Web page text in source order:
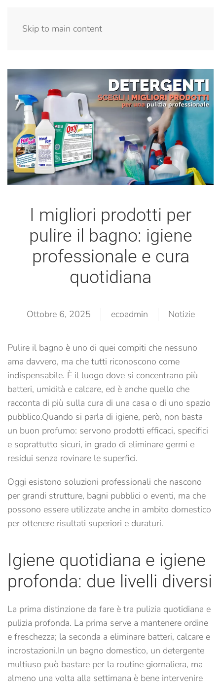
Skip to main content
I migliori prodotti per
pulire il bagno: igiene
professionale e cura
quotidiana
Ottobre 6, 2025 ecoadmin Notizie
Pulire il bagno è uno di quei compiti che nessuno
ama davvero, ma che tutti riconoscono come
indispensabile. È il luogo dove si concentrano più
batteri, umidità e calcare, ed è anche quello che
racconta di più sulla cura di una casa o di uno spazio
pubblico.Quando si parla di igiene, però, non basta
un buon profumo: servono prodotti efficaci, specifici
e soprattutto sicuri, in grado di eliminare germi e
residui senza rovinare le superfici.
Oggi esistono soluzioni professionali che nascono
per grandi strutture, bagni pubblici o eventi, ma che
possono essere utilizzate anche in ambito domestico
per ottenere risultati superiori e duraturi.
Igiene quotidiana e igiene
profonda: due livelli diversi
La prima distinzione da fare è tra pulizia quotidiana e
pulizia profonda. La prima serve a mantenere ordine
e freschezza; la seconda a eliminare batteri, calcare e
incrostazioni.In un bagno domestico, un detergente
multiuso può bastare per la routine giornaliera, ma
almeno una volta alla settimana è bene intervenire